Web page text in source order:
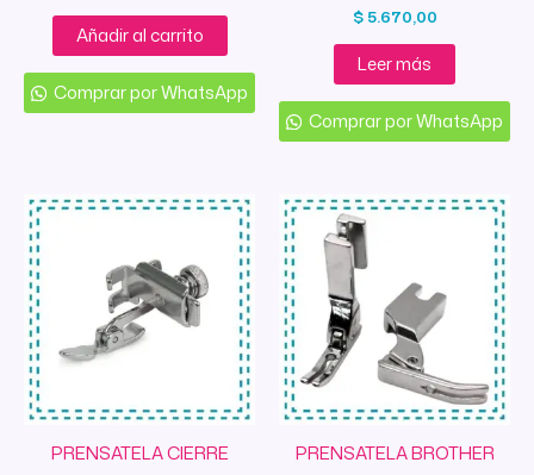
Añadir al carrito
Comprar por WhatsApp
$5.670,00
Leer más
Comprar por WhatsApp
PRENSATELA CIERRE
PRENSATELA BROTHER